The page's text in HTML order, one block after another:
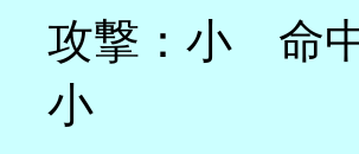
攻撃：小 命
小